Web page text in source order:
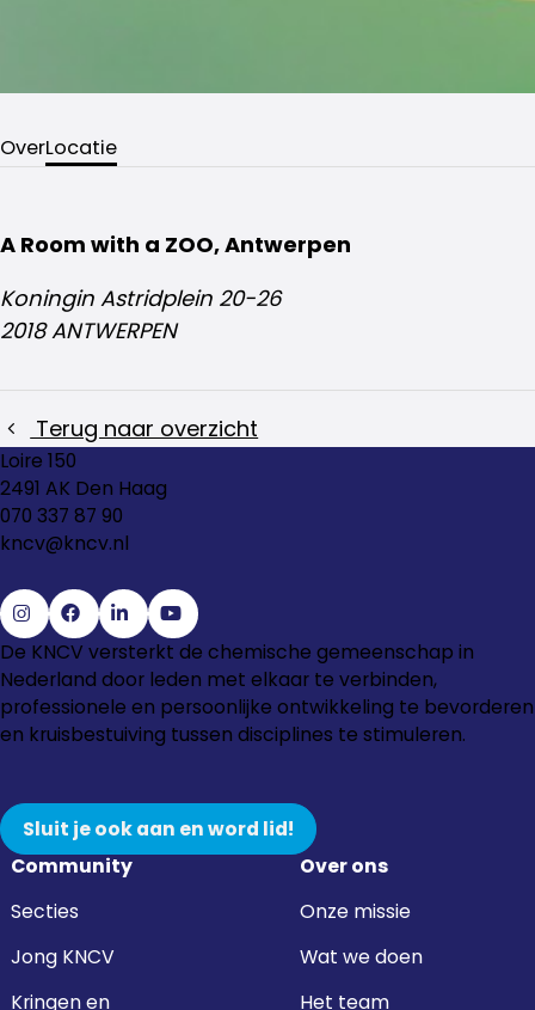
OverLocatie
A Room with a ZOO, Antwerpen
Koningin Astridplein 20-26
2018 ANTWERPEN
Terug naar overzicht
Loire 150
2491 AK Den Haag
070 337 87 90
kncv@kncv.nl
Ga
naar
Instagram
Ga
naar
Facebook
Ga
naar
LinkedIn
Ga
naar
YouTube
Community
Secties
Jong KNCV
Kringen en
Over ons
Onze missie
Wat we doen
Het team
De KNCV versterkt de chemische gemeenschap in
Nederland door leden met elkaar te verbinden,
professionele en persoonlijke ontwikkeling te bevorderen
en kruisbestuiving tussen disciplines te stimuleren.
Sluit je ook aan en word lid!